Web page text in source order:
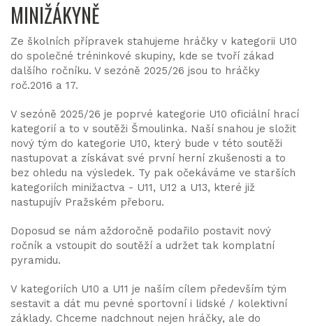
MINIŽÁKYNĚ
Ze školních přípravek stahujeme hráčky v kategorii U10
do společné tréninkové skupiny, kde se tvoří zákad
dalšího ročníku. V sezóně 2025/26 jsou to hráčky
roč.2016 a 17.
V sezóně 2025/26 je poprvé kategorie U10 oficiální hrací
kategorií a to v soutěži Šmoulinka. Naší snahou je složit
nový tým do kategorie U10, který bude v této soutěži
nastupovat a získávat své první herní zkušenosti a to
bez ohledu na výsledek. Ty pak očekáváme ve starších
kategoriích minižactva - U11, U12 a U13, které již
nastupujív Pražském přeboru.
Doposud se nám aždoročně podařilo postavit nový
ročník a vstoupit do soutěží a udržet tak komplatní
pyramidu.
V kategoriích U10 a U11 je naším cílem především tým
sestavit a dát mu pevné sportovní i lidské / kolektivní
základy. Chceme nadchnout nejen hráčky, ale do